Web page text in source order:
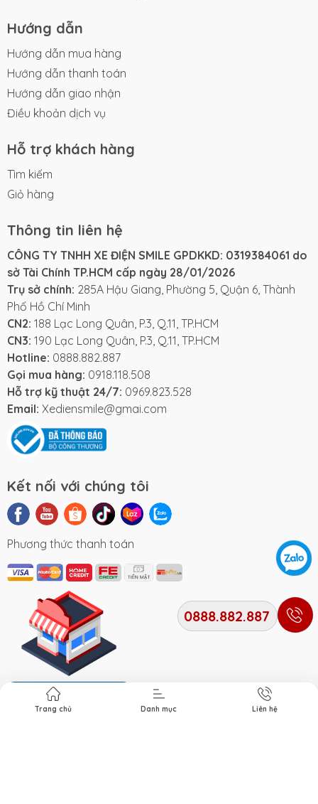
Hướng dẫn
Hướng dẫn mua hàng
Hướng dẫn thanh toán
Hướng dẫn giao nhận
Điều khoản dịch vụ
Hỗ trợ khách hàng
Tìm kiếm
Giỏ hàng
Thông tin liên hệ
CÔNG TY TNHH XE ĐIỆN SMILE GPDKKD: 0319384061 do
sở Tài Chính TP.HCM cấp ngày 28/01/2026
Trụ sở chính: 285A Hậu Giang, Phường 5, Quận 6, Thành
Phố Hồ Chí Minh
CN2: 188 Lạc Long Quân, P.3, Q.11, TP.HCM
CN3: 190 Lạc Long Quân, P.3, Q.11, TP.HCM
Hotline: 0888.882.887
Gọi mua hàng: 0918.118.508
Hỗ trợ kỹ thuật 24/7: 0969.823.528
Email: Xediensmile@gmai.com
Kết nối với chúng tôi
Phương thức thanh toán
Địa chỉ cửa hàng
0888.882.887
Trang chủ Danh mục Liên hệ